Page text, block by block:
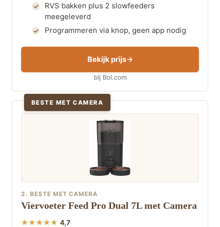
RVS bakken plus 2 slowfeeders
meegeleverd
Programmeren via knop, geen app nodig
Bekijk prijs
bij Bol.com
BESTE MET CAMERA
2. BESTE MET CAMERA
Viervoeter Feed Pro Dual 7L met Camera
4,7